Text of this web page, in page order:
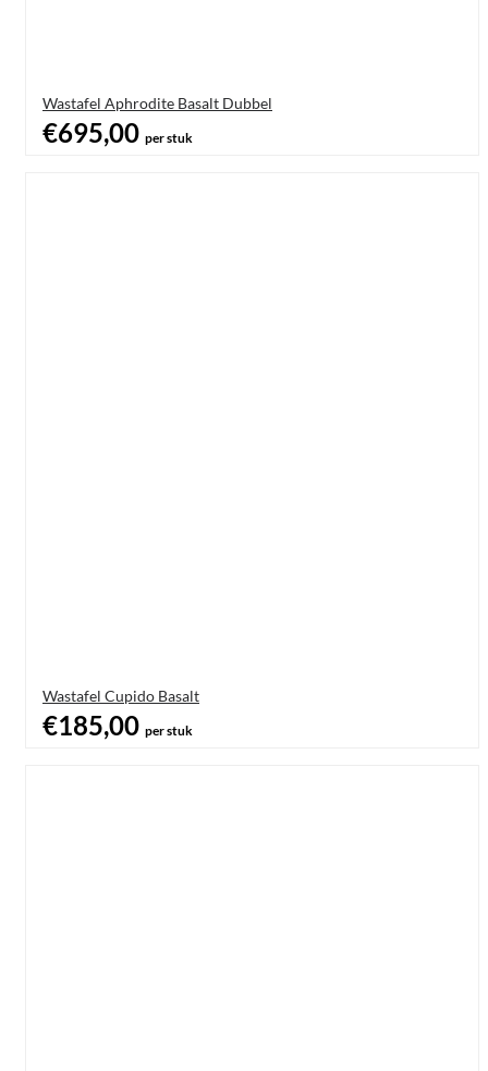
Wastafel Aphrodite Basalt Dubbel
€695,00 per stuk
Wastafel Cupido Basalt
€185,00 per stuk